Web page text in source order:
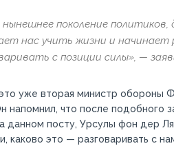
нынешнее поколение
нас учить жизни и начинает
с позиции силы», —
уже вторая министр обороны
напомнил, что после подобного
данном посту, Урсулы фон дер
каково это — разговаривать с